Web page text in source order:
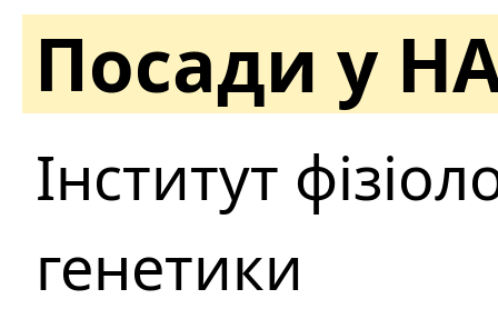
Посади у
Інститут
генетики